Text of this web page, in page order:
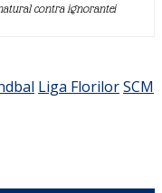
contra ignorantei
Liga FlorilorSCM